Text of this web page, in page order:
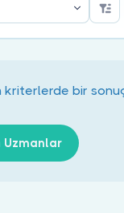
kriterlerde bir
Uzmanlar